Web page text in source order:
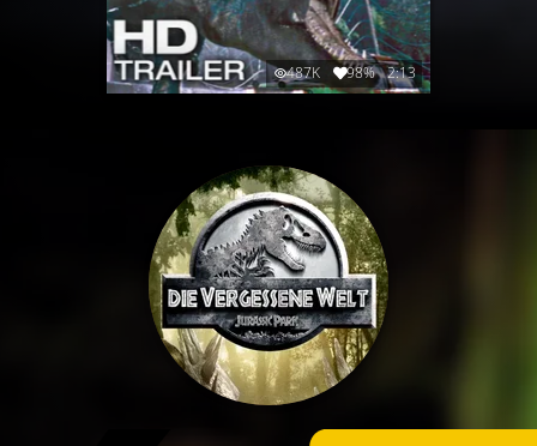
487K 98% 2:13